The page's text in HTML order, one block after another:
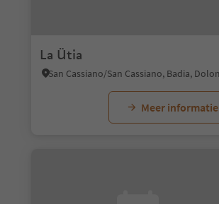
La Ütia
Meer informatie